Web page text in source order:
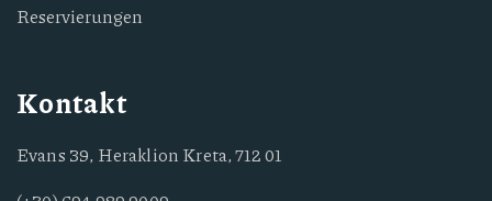
Reservierungen
Kontakt
Evans 39, Heraklion Kreta, 712 01